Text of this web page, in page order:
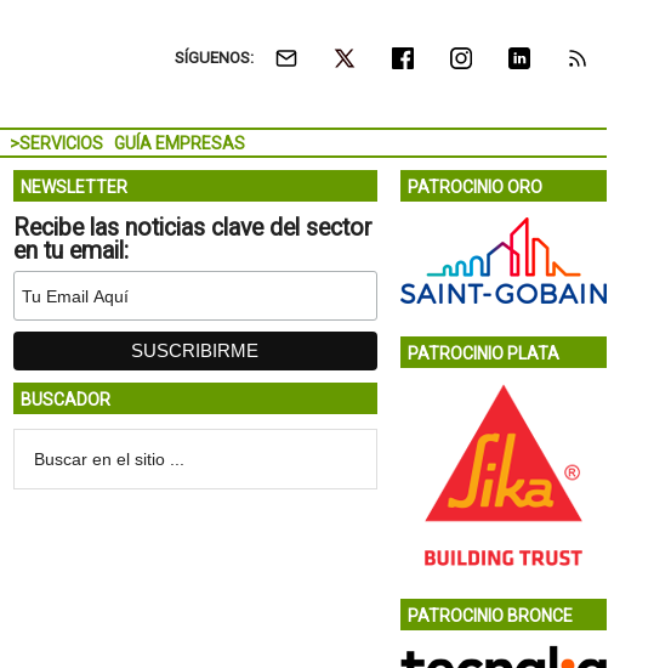
SÍGUENOS:
>SERVICIOS GUÍA EMPRESAS
NEWSLETTER
Recibe las noticias clave del sector
en tu email:
BUSCADOR
PATROCINIO ORO
PATROCINIO PLATA
PATROCINIO BRONCE